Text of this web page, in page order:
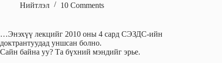
Нийтлэл
10 Comments
…Энэхүү лекцийг 2010 оны 4 сард СЭЗДС-ийн
доктрантуудад уншсан болно.
Сайн байна уу? Та бүхний мэндийг эрье.